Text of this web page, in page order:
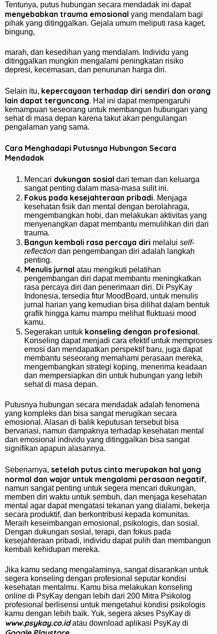
Tentunya, putus hubungan secara mendadak ini dapat
menyebabkan trauma emosional yang mendalam bagi
pihak yang ditinggalkan. Gejala umum meliputi rasa kaget,
bingung,
marah, dan kesedihan yang mendalam. Individu yang
ditinggalkan mungkin mengalami peningkatan risiko
depresi, kecemasan, dan penurunan harga diri.
Selain itu, kepercayaan terhadap diri sendiri dan orang
lain dapat terguncang. Hal ini dapat mempengaruhi
kemampuan seseorang untuk membangun hubungan yang
sehat di masa depan karena takut akan pengulangan
pengalaman yang sama.
Cara Menghadapi Putusnya Hubungan Secara
Mendadak
Mencari dukungan sosial dari teman dan keluarga
sangat penting dalam masa-masa sulit ini.
Fokus pada kesejahteraan pribadi. Menjaga
kesehatan fisik dan mental dengan berolahraga,
mengembangkan hobi, dan melakukan aktivitas yang
menyenangkan dapat membantu memulihkan diri dari
trauma.
Bangun kembali rasa percaya diri melalui self-
reflection dan pengembangan diri adalah langkah
penting.
Menulis jurnal atau mengikuti pelatihan
pengembangan diri dapat membantu meningkatkan
rasa percaya diri dan penerimaan diri. Di PsyKay
Indonesia, tersedia fitur MoodBoard, untuk menulis
jurnal harian yang kemudian bisa dilihat dalam bentuk
grafik hingga kamu mampu melihat fluktuasi mood
kamu.
Segerakan untuk konseling dengan profesional.
Konseling dapat menjadi cara efektif untuk memproses
emosi dan mendapatkan perspektif baru, juga dapat
membantu seseorang memahami perasaan mereka,
mengembangkan strategi koping, menerima keadaan
dan mempersiapkan diri untuk hubungan yang lebih
sehat di masa depan.
Putusnya hubungan secara mendadak adalah fenomena
yang kompleks dan bisa sangat merugikan secara
emosional. Alasan di balik keputusan tersebut bisa
bervariasi, namun dampaknya terhadap kesehatan mental
dan emosional individu yang ditinggalkan bisa sangat
signifikan apapun alasannya.
Sebenarnya, setelah putus cinta merupakan hal yang
normal dan wajar untuk mengalami perasaan negatif,
namun sangat penting untuk segera mencari dukungan,
memberi diri waktu untuk sembuh, dan menjaga kesehatan
mental agar dapat mengatasi tekanan yang dialami, bekerja
secara produktif, dan berkontribusi kepada komunitas.
Meraih keseimbangan emosional, psikologis, dan sosial.
Dengan dukungan sosial, terapi, dan fokus pada
kesejahteraan pribadi, individu dapat pulih dan membangun
kembali kehidupan mereka.
Jika kamu sedang mengalaminya, sangat disarankan untuk
segera konseling dengan profesional seputar kondisi
kesehatan mentalmu. Kamu bisa melakukan konseling
online di PsyKay dengan lebih dari 200 Mitra Psikolog
profesional berlisensi untuk mengetahui kondisi psikologis
kamu dengan lebih baik. Yuk, segera akses PsyKay di
www.psykay.co.idatau download aplikasi PsyKay di